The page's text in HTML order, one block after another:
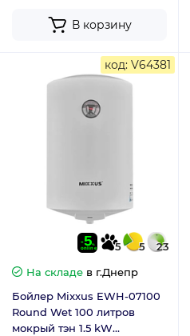
В корзину
код: V64381
5 5
23
На складе в г.Днепр
Бойлер Mixxus EWH-07100
Round Wet 100 литров
мокрый тэн 1.5 kW